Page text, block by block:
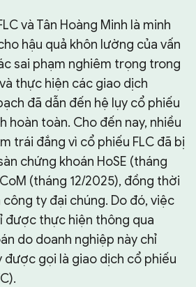
và Tân Hoàng Minh là minh
hậu quả khôn lường của vấn
sai phạm nghiêm trọng trong
thực hiện các giao dịch
đã dẫn đến hệ lụy cổ phiếu
hoàn toàn. Cho đến nay, nhiều
trái đắng vì cổ phiếu FLC đã bị
chứng khoán HoSE (tháng
(tháng 12/2025), đồng thời
ty đại chúng. Do đó, việc
được thực hiện thông qua
do doanh nghiệp này chỉ
được gọi là giao dịch cổ phiếu